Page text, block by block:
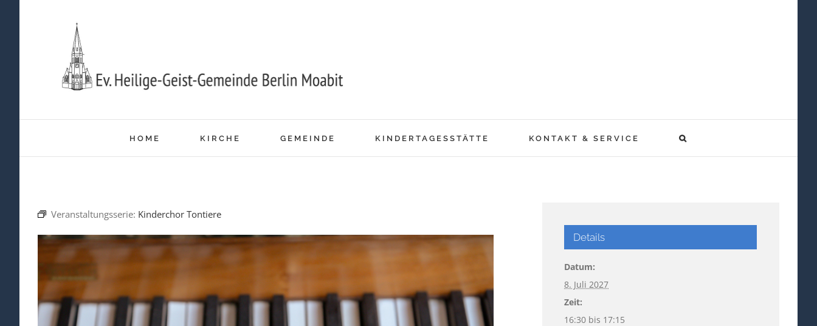
HOME KIRCHE GEMEINDE KINDERTAGESSTÄTTE KONTAKT & SERVICE
Veranstaltungsserie: Kinderchor Tontiere
Details
Datum:
8. Juli 2027
Zeit:
16:30 bis 17:15